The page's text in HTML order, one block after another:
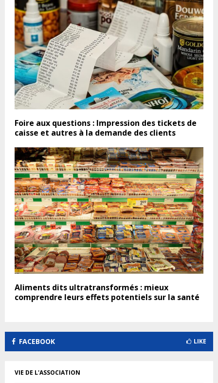
Foire aux questions : Impression des tickets de
caisse et autres à la demande des clients
Aliments dits ultratransformés : mieux
comprendre leurs effets potentiels sur la santé
FACEBOOK LIKE
VIE DE L'ASSOCIATION